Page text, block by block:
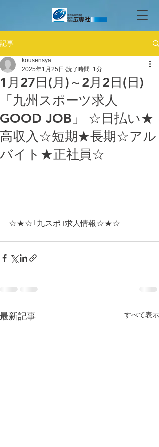
記事
1月27日(月)～2月2日(日)
「九州スポーツ求人
GOOD JOB」 ☆日払い★
高収入☆短期★長期☆アル
バイト★正社員☆
kousensya
2025年1月25日 読了時間: 1分
☆★☆｢九スポ｣求人情報☆★☆
最新記事 すべて表示